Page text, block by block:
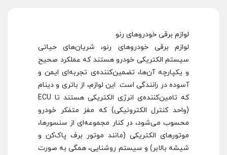
لوازم برقی خودروهای رنو
لوازم برقی خودروهای رنو، شریان‌های حیاتی
سیستم الکتریکی خودرو هستند که عملکرد صحیح
و یکپارچه آن‌ها، تضمین‌کننده‌ی تجربه‌ای ایمن و
آسوده در رانندگی است. این لوازم، از باتری و دینام
که تامین‌کننده‌ی انرژی الکتریکی هستند تا ECU
(واحد کنترل الکترونیکی) که مغز متفکر خودرو
محسوب می‌شود، در کنار مجموعه‌ای از سنسورها،
موتورهای الکتریکی (مانند موتور برف پاک‌کن و
شیشه بالابر) و سیستم روشنایی، همگی به صورت